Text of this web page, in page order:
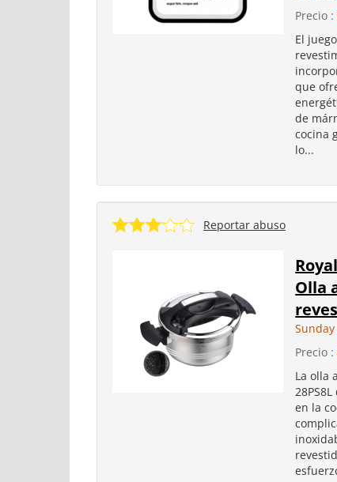
Precio :
El
que
de
cocina
lo...
Reportar abuso
Olla
Sunday
Precio :
La olla
en la